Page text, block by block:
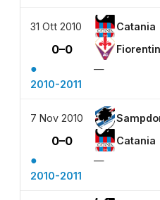
31 Ott 2010 Catania
0–0
●
—
2010-2011
7 Nov 2010
0–0 Catania
●
—
2010-2011